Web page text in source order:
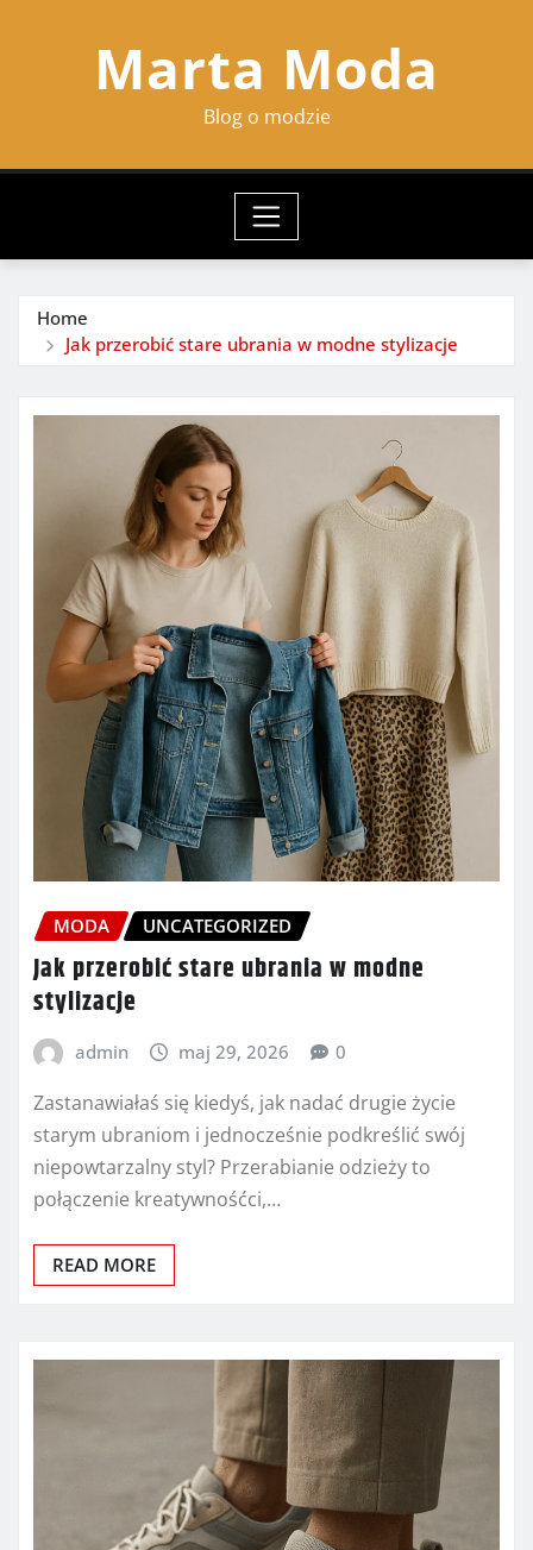
Marta Moda
Blog o modzie
Home
Jak przerobić stare ubrania w modne stylizacje
MODA UNCATEGORIZED
Jak przerobić stare ubrania w modne
stylizacje
admin maj 29, 2026 0
Zastanawiałaś się kiedyś, jak nadać drugie życie
starym ubraniom i jednocześnie podkreślić swój
niepowtarzalny styl? Przerabianie odzieży to
połączenie kreatywnośćci,…
READ MORE